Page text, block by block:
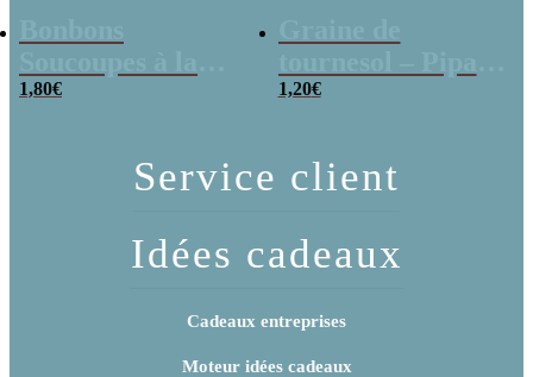
poudre (x20)
1,80€
x 3
1,20€
Service client
Idées cadeaux
Cadeaux entreprises
Moteur idées cadeaux